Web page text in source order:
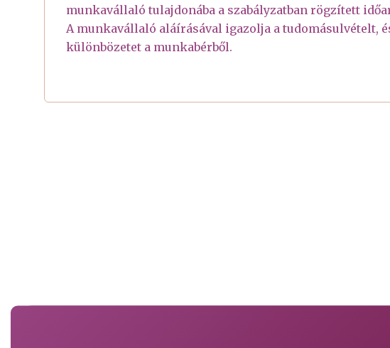
munkavállaló tulajdonába a szabályzatban rögzített
A munkavállaló aláírásával igazolja a tudomásulvételt,
különbözetet a munkabérből.